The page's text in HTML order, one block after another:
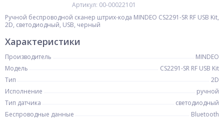
Артикул: 00-00022101
Ручной беспроводной сканер штрих-кода MINDEO CS2291-SR RF USB Kit,
2D, светодиодный, USB, черный
Характеристики
Производитель
MINDEO
Модель
CS2291-SR RF USB Kit
Тип
2D
Исполнение
ручной
Тип датчика
светодиодный
Беспроводные данные
Bluetooth